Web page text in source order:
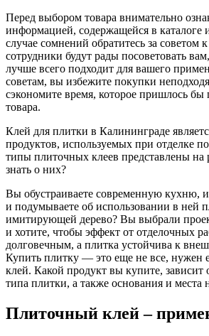
Перед выбором товара внимательно
информацией, содержащейся в каталоге
случае сомнений обратитесь за советом
сотрудники будут рады посоветовать
лучше всего подходит для вашего
советам, вы избежите покупки
сэкономите время, которое пришлось бы
товара.
Клей для плитки в Калининграде
продуктов, используемых при отделке
типы плиточных клеев представлены на
знать о них?
Вы обустраиваете современную кухню,
и подумываете об использовании в ней
имитирующей дерево? Вы выбрали
и хотите, чтобы эффект от отделочных
долговечным, а плитка устойчива к
Купить плитку — это еще не все, нужен
клей. Какой продукт вы купите, зависит
типа плитки, а также основания и места
Плиточный клей –